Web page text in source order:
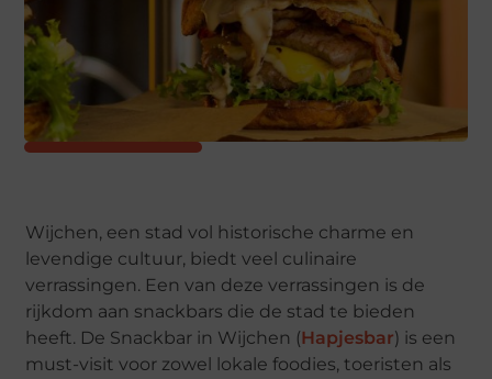
Wijchen, een stad vol historische charme en
levendige cultuur, biedt veel culinaire
verrassingen. Een van deze verrassingen is de
rijkdom aan snackbars die de stad te bieden
heeft. De Snackbar in Wijchen (Hapjesbar) is een
must-visit voor zowel lokale foodies, toeristen als